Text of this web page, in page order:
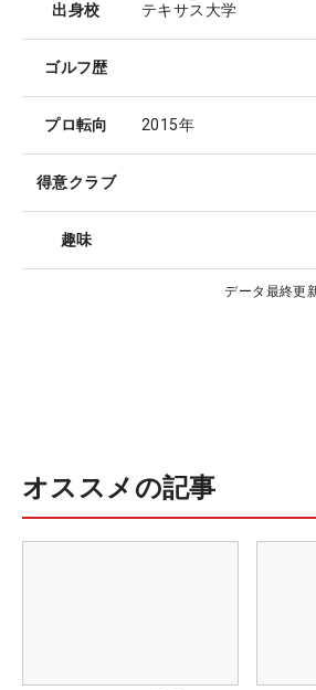
出身校 テキサス大学
ゴルフ歴
プロ転向 2015年
得意クラブ
趣味
データ最終更
オススメの記事